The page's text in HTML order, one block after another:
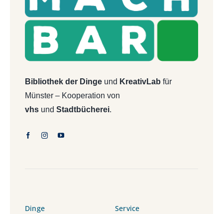
Bibliothek der Dingeund KreativLab für
Münster – Kooperation von
vhsund Stadtbücherei.
Dinge Service